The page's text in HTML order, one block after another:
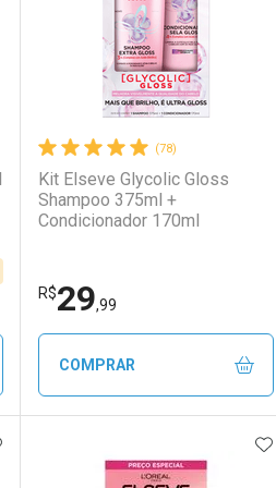
Ativar Desconto
Comprar sem Desconto
Comprar sem Desconto
(78)
Kit Elseve Glycolic Gloss
Shampoo 375ml +
Condicionador 170ml
R$29,99
COMPRAR
AOS FAVORITOS